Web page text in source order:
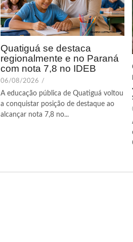
Quatiguá se destaca
regionalmente e no Paraná
com nota 7,8 no IDEB
06/08/2026 /
A educação pública de Quatiguá voltou
a conquistar posição de destaque ao
alcançar nota 7,8 no...